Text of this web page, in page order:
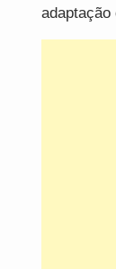
adaptação